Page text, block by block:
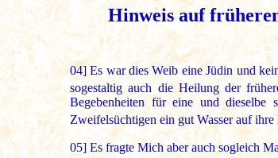
Hinweis auf
04] Es war dies Weib eine Jüdin und
sogestaltig auch die Heilung der
Begebenheiten für eine und
Zweifelsüchtigen ein gut Wasser auf
05] Es fragte Mich aber auch sogleich